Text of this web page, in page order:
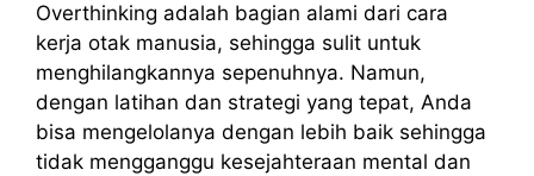
Overthinking adalah bagian alami dari cara
kerja otak manusia, sehingga sulit untuk
menghilangkannya sepenuhnya. Namun,
dengan latihan dan strategi yang tepat, Anda
bisa mengelolanya dengan lebih baik sehingga
tidak mengganggu kesejahteraan mental dan